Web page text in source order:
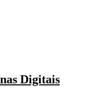
Digitais